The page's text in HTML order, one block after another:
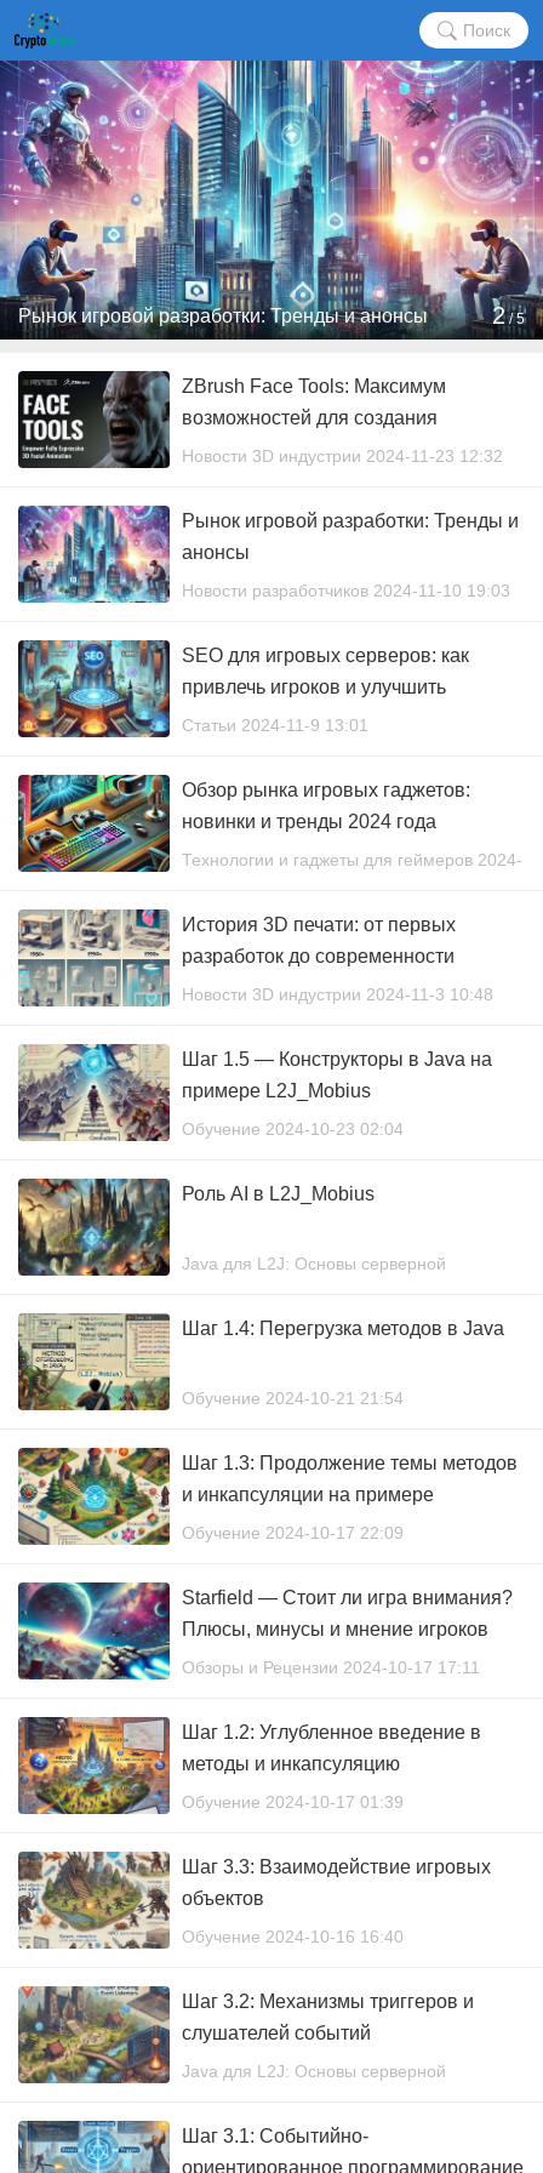
Поиск
Рынок игровой разработки: Тренды и анонсы 2/5
ZBrush Face Tools: Максимум
возможностей для создания
реалистичных персонажей
Новости 3D индустрии 2024-11-23 12:32
Рынок игровой разработки: Тренды и
анонсы
Новости разработчиков 2024-11-10 19:03
SEO для игровых серверов: как
привлечь игроков и улучшить
видимость в поисковиках
Статьи 2024-11-9 13:01
Обзор рынка игровых гаджетов:
новинки и тренды 2024 года
Технологии и гаджеты для геймеров 2024-
История 3D печати: от первых
разработок до современности
Новости 3D индустрии 2024-11-3 10:48
Шаг 1.5 — Конструкторы в Java на
примере L2J_Mobius
Обучение 2024-10-23 02:04
Роль AI в L2J_Mobius
Java для L2J: Основы серверной
Шаг 1.4: Перегрузка методов в Java
Обучение 2024-10-21 21:54
Шаг 1.3: Продолжение темы методов
и инкапсуляции на примере
L2J_Mobius
Обучение 2024-10-17 22:09
Starfield — Стоит ли игра внимания?
Плюсы, минусы и мнение игроков
Обзоры и Рецензии 2024-10-17 17:11
Шаг 1.2: Углубленное введение в
методы и инкапсуляцию
Обучение 2024-10-17 01:39
Шаг 3.3: Взаимодействие игровых
объектов
Обучение 2024-10-16 16:40
Шаг 3.2: Механизмы триггеров и
слушателей событий
Java для L2J: Основы серверной
Шаг 3.1: Событийно-
ориентированное программирование